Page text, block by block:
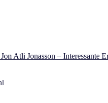
Atli Jonasson – Interessante